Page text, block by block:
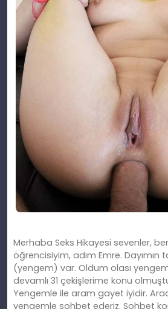
Merhaba Seks Hikayesi sevenler,
öğrencisiyim, adım Emre. Dayımın
(yengem) var. Oldum olası
devamlı 31 çekişlerime konu
Yengemle ile aram gayet iyidir.
yengemle sohbet ederiz. Sohbet